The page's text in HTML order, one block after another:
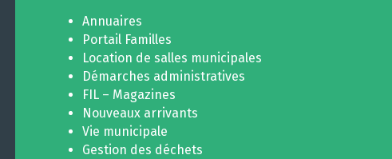
Annuaires
Portail Familles
Location de salles municipales
Démarches administratives
FIL – Magazines
Nouveaux arrivants
Vie municipale
Gestion des déchets